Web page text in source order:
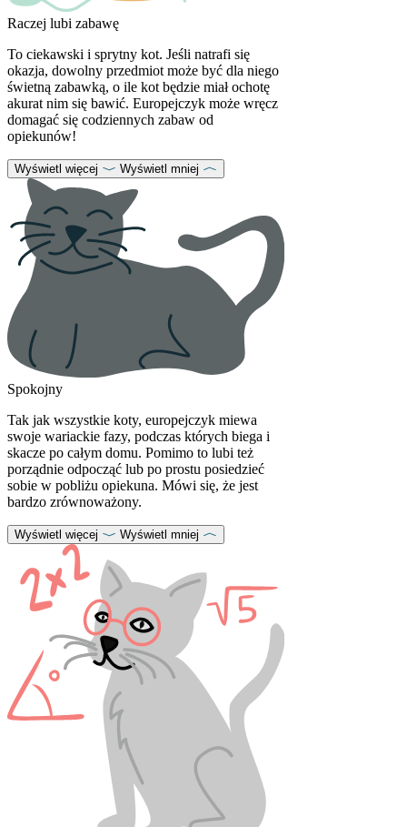
Raczej lubi zabawę
To ciekawski i sprytny kot. Jeśli natrafi się
okazja, dowolny przedmiot może być dla niego
świetną zabawką, o ile kot będzie miał ochotę
akurat nim się bawić. Europejczyk może wręcz
domagać się codziennych zabaw od
opiekunów!
Wyświetl więcej Wyświetl mniej
Spokojny
Tak jak wszystkie koty, europejczyk miewa
swoje wariackie fazy, podczas których biega i
skacze po całym domu. Pomimo to lubi też
porządnie odpocząć lub po prostu posiedzieć
sobie w pobliżu opiekuna. Mówi się, że jest
bardzo zrównoważony.
Wyświetl więcej Wyświetl mniej